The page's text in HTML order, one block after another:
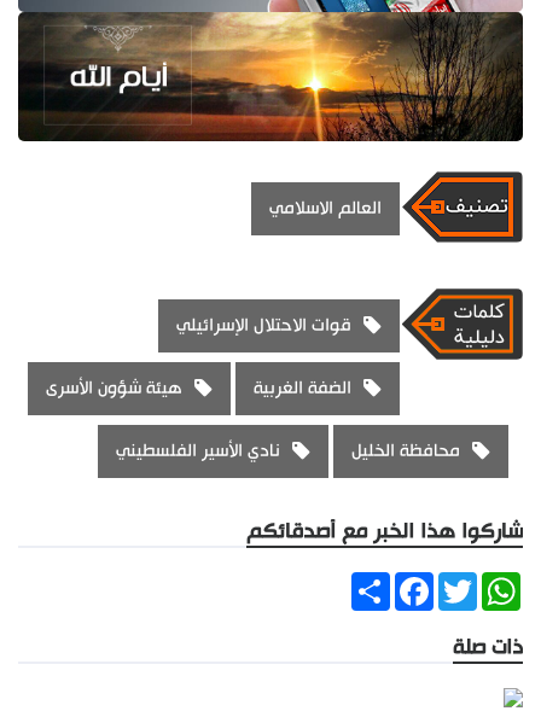
العالم الاسلامي
قوات الاحتلال الإسرائيلي
الضفة الغربية هيئة شؤون الأسرى
محافظة الخليل نادي الأسير الفلسطيني
شاركوا هذا الخبر مع أصدقائكم
ShareFacebookTwitter
WhatsApp
ذات صلة